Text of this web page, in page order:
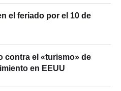
el feriado por el 10 de
contra el «turismo» de
en EEUU